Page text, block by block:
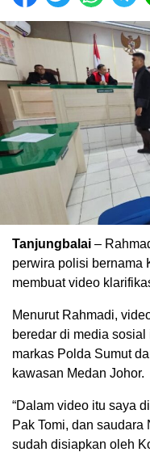
Tanjungbalai –
perwira polisi bernama
membuat video
Menurut Rahmadi,
beredar di media
markas Polda Sumut
kawasan Medan Johor.
“Dalam video itu saya
Pak Tomi, dan
sudah disiapkan oleh